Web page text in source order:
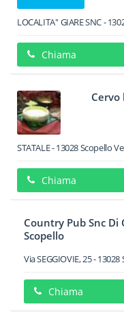
LOCALITA'' GIARE SNC-
Chiama
STATALE-13028Scopello
Chiama
Country Pub Snc Di
Scopello
Via SEGGIOVIE, 25-13028
Chiama